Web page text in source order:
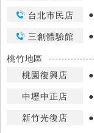
台北市民店
三創體驗館
桃竹地區
桃園復興店
中壢中正店
新竹光復店